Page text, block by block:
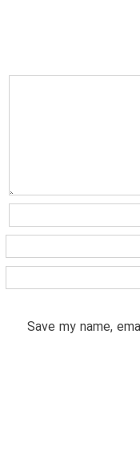
Save my name,